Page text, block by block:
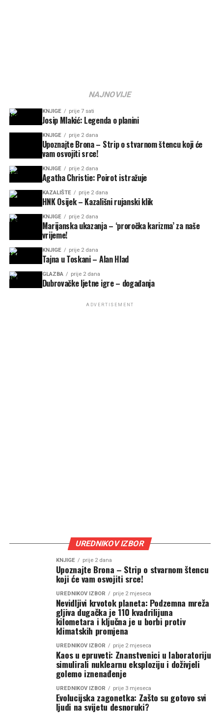
NAJNOVIJE
KNJIGE prije 7 sati
Josip Mlakić: Legenda o planini
KNJIGE prije 2 dana
Upoznajte Brona – Strip o stvarnom štencu koji će
vam osvojiti srce!
KNJIGE prije 2 dana
Agatha Christie: Poirot istražuje
KAZALIŠTE prije 2 dana
HNK Osijek – Kazališni rujanski klik
KNJIGE prije 2 dana
Marijanska ukazanja – ‘proročka karizma’ za naše
vrijeme!
KNJIGE prije 2 dana
Tajna u Toskani – Alan Hlad
GLAZBA prije 2 dana
Dubrovačke ljetne igre – događanja
ADVERTISEMENT
UREDNIKOV IZBOR
KNJIGE prije 2 dana
Upoznajte Brona – Strip o stvarnom štencu
koji će vam osvojiti srce!
UREDNIKOV IZBOR prije 2 mjeseca
Nevidljivi krvotok planeta: Podzemna mreža
gljiva dugačka je 110 kvadrilijuna
kilometara i ključna je u borbi protiv
klimatskih promjena
UREDNIKOV IZBOR prije 2 mjeseca
Kaos u epruveti: Znanstvenici u laboratoriju
simulirali nuklearnu eksploziju i doživjeli
golemo iznenađenje
UREDNIKOV IZBOR prije 3 mjeseca
Evolucijska zagonetka: Zašto su gotovo svi
ljudi na svijetu desnoruki?